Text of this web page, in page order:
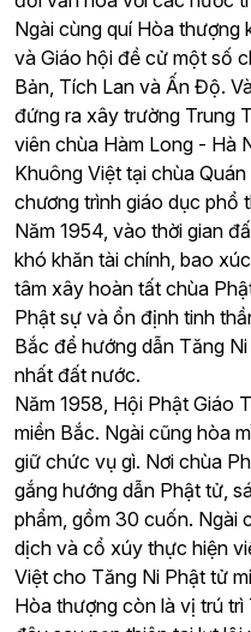
Ngài cùng quí Hòa thượng
và Giáo hội đề cử một số
Bản, Tích Lan và Ấn Độ.
đứng ra xây trường Trung
viên chùa Hàm Long - Hà
Khuông Việt tại chùa
chương trình giáo dục phổ
Năm 1954, vào thời gian
khó khăn tài chính, bao
tâm xây hoàn tất chùa
Phật sự và ổn định tinh
Bắc để hướng dẫn Tăng
nhất đất nước.
Năm 1958, Hội Phật Giáo
miền Bắc. Ngài cũng hòa
giữ chức vụ gì. Nơi chùa
gắng hướng dẫn Phật tử,
phẩm, gồm 30 cuốn. Ngài
dịch và cổ xúy thực hiện
Việt cho Tăng Ni Phật tử
Hòa thượng còn là vị trú